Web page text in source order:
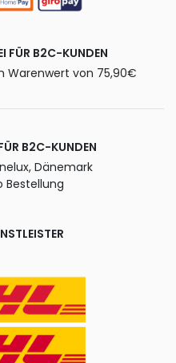
FÜR B2C-KUNDEN
Warenwert von 75,90€
B2C-KUNDEN
Dänemark
Bestellung